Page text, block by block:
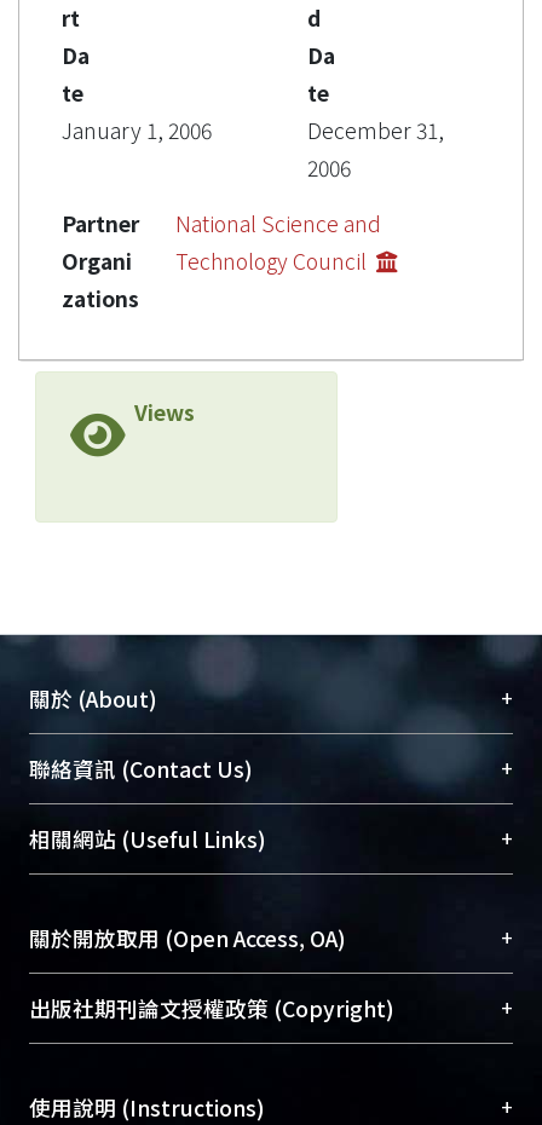
rt
Da
te
January 1, 2006
d
Da
te
December 31,
2006
Partner
Organi
zations
National Science and
Technology Council
Views
關於 (About) +
臺大位居世界頂尖大學之列，為永久珍藏及向國際
展現本校豐碩的研究成果及學術能量，圖書館整合
機構典藏（NTUR）與學術庫（AH）不同功能平
台，成為臺大學術典藏NTU scholars。期能整合研
成果。
To permanently archive and promote researcher
profiles and scholarly works, Library integrates the
services of “NTU Repository” with “Academic
聯絡資訊 (Contact Us) +
總館學科館員(Main Library)
醫學圖書館學科館員(Medical Library)
Sciences Library)
相關網站 (Useful Links) +
關於開放取用 (Open Access, OA) +
開放取用是從使用者角度提升資訊取用性的社會運
動，應用在學術研究上是透過將研究著作公開供使
用逐年攀升。同時可加速研究發展、提升研究影響
出版社期刊論文授權政策 (Copyright) +
含部分內容的版權非匯入者所有，或由第三方贊
使用說明 (Instructions) +